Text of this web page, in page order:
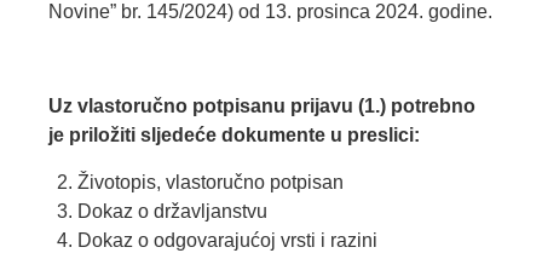
Novine” br. 145/2024) od 13. prosinca 2024. godine.
Uz vlastoručno potpisanu prijavu (1.) potrebno
je priložiti sljedeće dokumente u preslici:
Životopis, vlastoručno potpisan
Dokaz o državljanstvu
Dokaz o odgovarajućoj vrsti i razini